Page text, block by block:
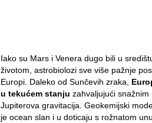
Iako su Mars i Venera dugo bili u
životom, astrobiolozi sve više pažnje
Europi. Daleko od Sunčevih zraka,
u tekućem stanju zahvaljujući
Jupiterova gravitacija. Geokemijski
je ocean slan i u doticaju s rožnatom